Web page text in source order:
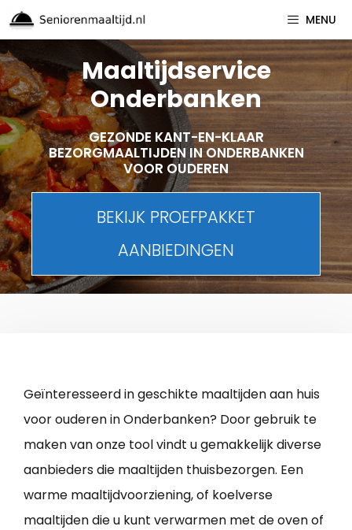
Spring
naar
inhoud
MENU
Maaltijdservice
Onderbanken
GEZONDE KANT-EN-KLAAR
BEZORGMAALTIJDEN IN ONDERBANKEN
VOOR OUDEREN
BEKIJK PROEFPAKKET
AANBIEDINGEN
Geïnteresseerd in geschikte maaltijden aan huis
voor ouderen in Onderbanken? Door gebruik te
maken van onze tool vindt u gemakkelijk diverse
aanbieders die maaltijden thuisbezorgen. Een
warme maaltijdvoorziening, of koelverse
maaltijden die u kunt verwarmen met de oven of